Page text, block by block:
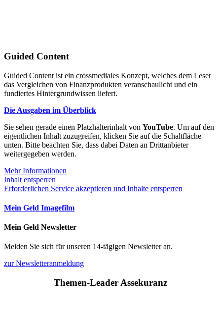
Guided Content
Guided Content ist ein crossmediales Konzept, welches dem Leser
das Vergleichen von Finanzprodukten veranschaulicht und ein
fundiertes Hintergrundwissen liefert.
Die Ausgaben im Überblick
Sie sehen gerade einen Platzhalterinhalt von YouTube. Um auf den
eigentlichen Inhalt zuzugreifen, klicken Sie auf die Schaltfläche
unten. Bitte beachten Sie, dass dabei Daten an Drittanbieter
weitergegeben werden.
Mehr Informationen
Inhalt entsperren
Erforderlichen Service akzeptieren und Inhalte entsperren
Mein Geld Imagefilm
Mein Geld Newsletter
Melden Sie sich für unseren 14-tägigen Newsletter an.
zur Newsletteranmeldung
Themen-Leader Assekuranz